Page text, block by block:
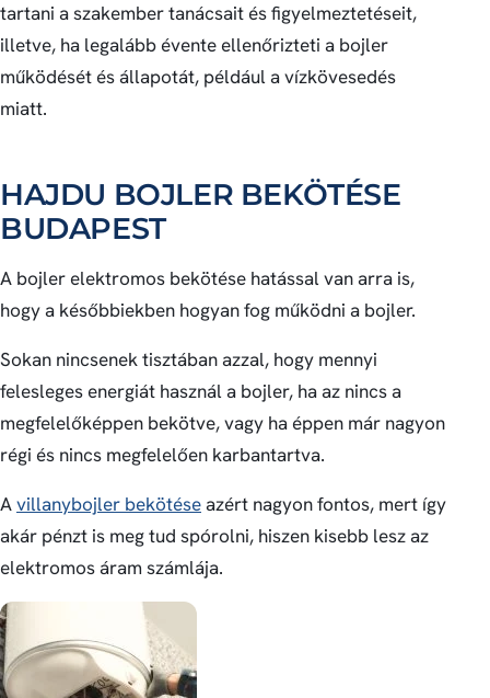
tartani a szakember tanácsait és figyelmeztetéseit,
illetve, ha legalább évente ellenőrizteti a bojler
működését és állapotát, például a vízkövesedés
miatt.
HAJDU BOJLER BEKÖTÉSE
BUDAPEST
A bojler elektromos bekötése hatással van arra is,
hogy a későbbiekben hogyan fog működni a bojler.
Sokan nincsenek tisztában azzal, hogy mennyi
felesleges energiát használ a bojler, ha az nincs a
megfelelőképpen bekötve, vagy ha éppen már nagyon
régi és nincs megfelelően karbantartva.
Avillanybojler bekötéseazért nagyon fontos, mert így
akár pénzt is meg tud spórolni, hiszen kisebb lesz az
elektromos áram számlája.